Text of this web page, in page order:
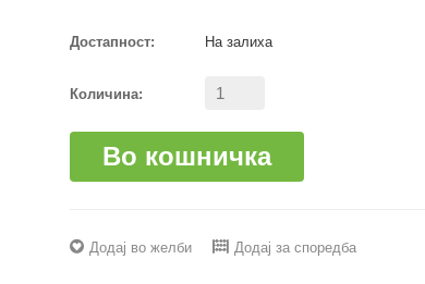
Достапност: На залиха
Количина:
Во кошничка
Додај во желби Додај за споредба